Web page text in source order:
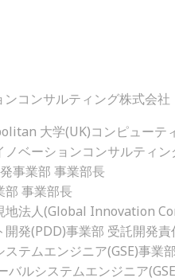
ンコンサルティング株式会
大学(UK)コンピューテ
ベーションコンサルティ
事業部 事業部長
部 事業部長
地法人(Global Innovation
発(PDD)事業部 受託開発責
テムエンジニア(GSE)事業
バルシステムエンジニア